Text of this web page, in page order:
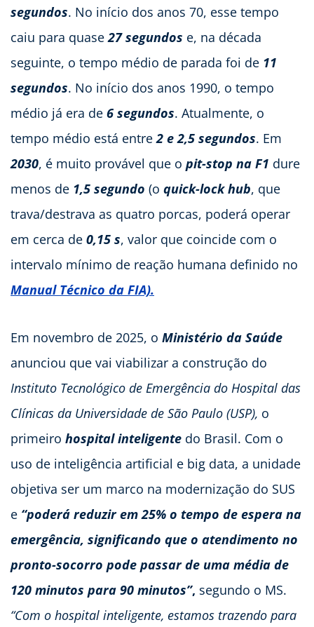
segundos. No início dos anos 70, esse tempo
caiu para quase27 segundos e, na década
seguinte, o tempo médio de parada foi de 11
segundos. No início dos anos 1990, o tempo
médio já era de 6 segundos. Atualmente, o
tempo médio está entre2 e 2,5 segundos. Em
2030, é muito provável que o pit-stop na F1 dure
menos de 1,5 segundo (o quick-lock hub, que
trava/destrava as quatro porcas, poderá operar
em cerca de 0,15 s, valor que coincide com o
intervalo mínimo de reação humana definido no
Manual Técnico da FIA).
Em novembro de 2025, o Ministério da Saúde
anunciou que vai viabilizar a construção do
Instituto Tecnológico de Emergência do Hospital das
Clínicas da Universidade de São Paulo (USP), o
primeiro hospital inteligente do Brasil. Com o
uso de inteligência artificial e big data, a unidade
objetiva ser um marco na modernização do SUS
e “poderá reduzir em 25% o tempo de espera na
emergência, significando que o atendimento no
pronto-socorro pode passar de uma média de
120 minutos para 90 minutos”, segundo o MS.
“Com o hospital inteligente, estamos trazendo para